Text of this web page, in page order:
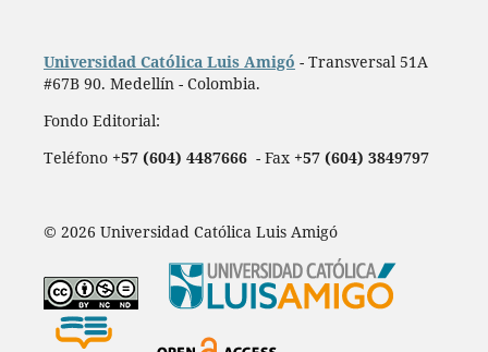
Universidad Católica Luis Amigó - Transversal 51A
#67B 90. Medellín - Colombia.
Fondo Editorial:
Teléfono +57 (604) 4487666- Fax +57 (604) 3849797
© 2026 Universidad Católica Luis Amigó